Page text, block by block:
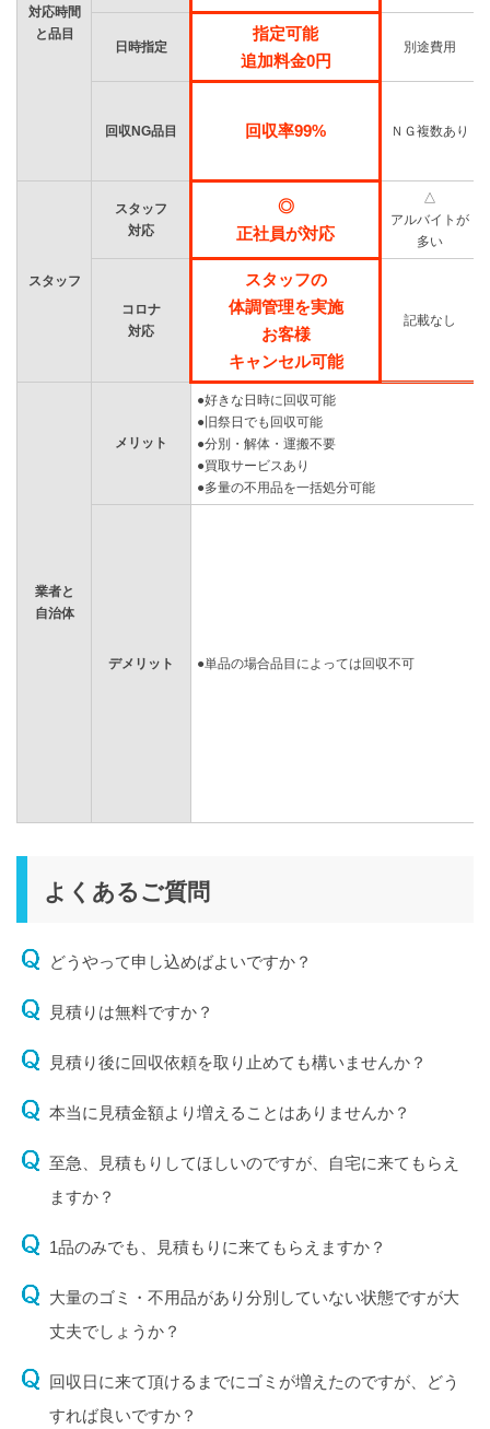
対応時間
と品目
日時指定
指定可能
追加料金0円
別途費用
回収NG品目 回収率99% ＮＧ複数あり
スタッフ
スタッフ
対応
◎
正社員が対応
△
アルバイトが
多い
コロナ
対応
スタッフの
体調管理を実施
お客様
キャンセル可能
記載なし
業者と
自治体
メリット
●好きな日時に回収可能
●旧祭日でも回収可能
●分別・解体・運搬不要
●買取サービスあり
●多量の不用品を一括処分可能
デメリット ●単品の場合品目によっては回収不可
よくあるご質問
どうやって申し込めばよいですか？
見積りは無料ですか？
見積り後に回収依頼を取り止めても構いませんか？
本当に見積金額より増えることはありませんか？
至急、見積もりしてほしいのですが、自宅に来てもらえ
ますか？
1品のみでも、見積もりに来てもらえますか？
大量のゴミ・不用品があり分別していない状態ですが大
丈夫でしょうか？
回収日に来て頂けるまでにゴミが増えたのですが、どう
すれば良いですか？